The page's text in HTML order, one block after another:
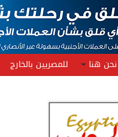
نحن هنا للمصريين بالخارج